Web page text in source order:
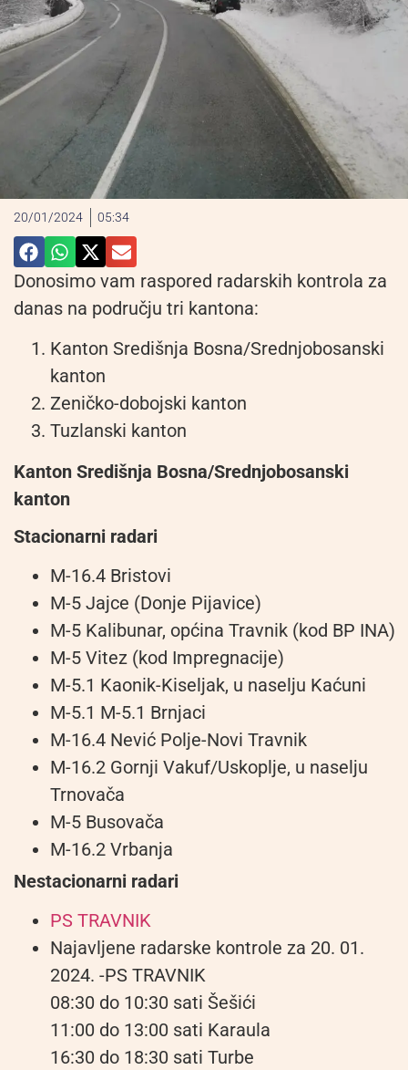
20/01/2024 05:34
Donosimo vam raspored radarskih kontrola za
danas na području tri kantona:
Kanton Središnja Bosna/Srednjobosanski
kanton
Zeničko-dobojski kanton
Tuzlanski kanton
Kanton Središnja Bosna/Srednjobosanski
kanton
Stacionarni radari
M-16.4 Bristovi
M-5 Jajce (Donje Pijavice)
M-5 Kalibunar, općina Travnik (kod BP INA)
M-5 Vitez (kod Impregnacije)
M-5.1 Kaonik-Kiseljak, u naselju Kaćuni
M-5.1 M-5.1 Brnjaci
M-16.4 Nević Polje-Novi Travnik
M-16.2 Gornji Vakuf/Uskoplje, u naselju
Trnovača
M-5 Busovača
M-16.2 Vrbanja
Nestacionarni radari
PS TRAVNIK
Najavljene radarske kontrole za 20. 01.
2024. -PS TRAVNIK
08:30 do 10:30 sati Šešići
11:00 do 13:00 sati Karaula
16:30 do 18:30 sati Turbe